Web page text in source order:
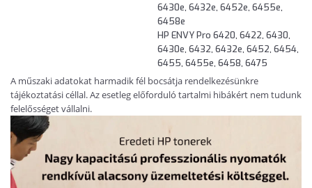
6430e, 6432e, 6452e, 6455e,
6458e
HP ENVY Pro 6420, 6422, 6430,
6430e, 6432, 6432e, 6452, 6454,
6455, 6455e, 6458, 6475
A műszaki adatokat harmadik fél bocsátja rendelkezésünkre
tájékoztatási céllal. Az esetleg előforduló tartalmi hibákért nem tudunk
felelősséget vállalni.